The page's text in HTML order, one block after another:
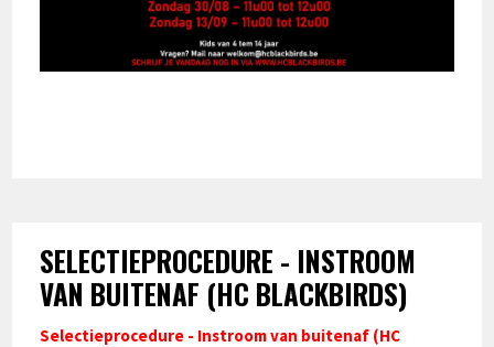
SELECTIEPROCEDURE - INSTROOM
VAN BUITENAF (HC BLACKBIRDS)
Selectieprocedure - Instroom van buitenaf (HC